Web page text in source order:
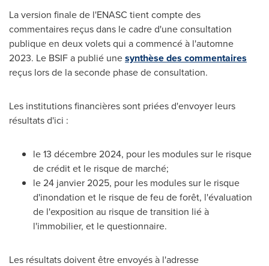
La version finale de l'ENASC tient compte des
commentaires reçus dans le cadre d'une consultation
publique en deux volets qui a commencé à l'automne
2023. Le BSIF a publié unesynthèse des commentaires
reçus lors de la seconde phase de consultation.
Les institutions financières sont priées d'envoyer leurs
résultats d'ici :
le 13 décembre 2024, pour les modules sur le risque
de crédit et le risque de marché;
le 24 janvier 2025, pour les modules sur le risque
d'inondation et le risque de feu de forêt, l'évaluation
de l'exposition au risque de transition lié à
l'immobilier, et le questionnaire.
Les résultats doivent être envoyés à l'adresse